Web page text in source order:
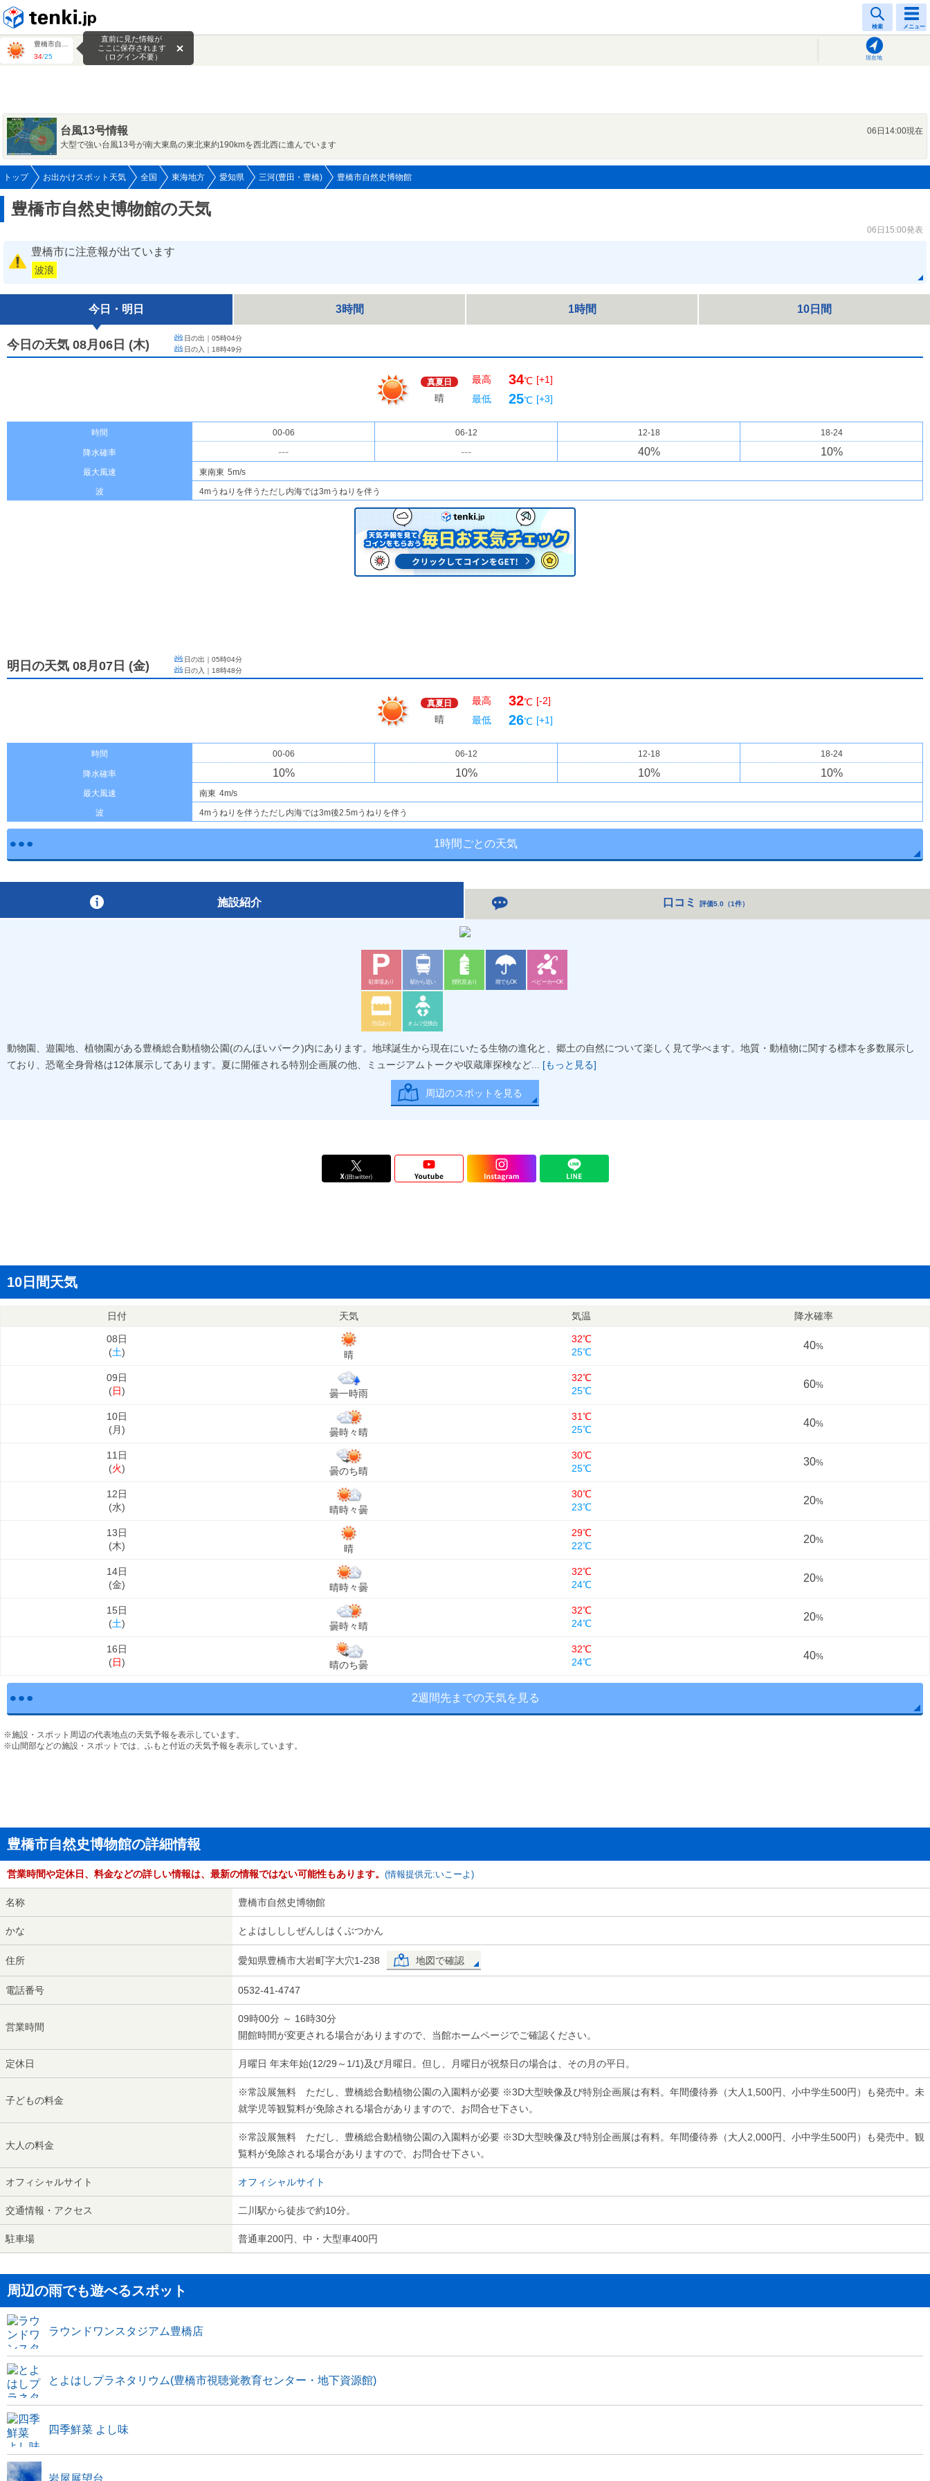
検索 メニュー
34/25 現在地
直前に見た情報が
ここに保存されます
（ログイン不要）
台風13号情報
06日14:00現在
大型で強い台風13号が南大東島の東北東約190kmを西北西に進んでいます
トップ お出かけスポット天気 全国 東海地方 愛知県 三河(豊田・豊橋) 豊橋市自然史博物館
豊橋市自然史博物館の天気
06日15:00発表
豊橋市に注意報が出ています
波浪
今日・明日 3時間 1時間 10日間
今日の天気 08月06日 (木) 日の出｜ 05時04分
日の入｜ 18時49分
真夏日
晴
最高 34℃ [+1]
最低
25℃ [+3]
時間 00-06 06-12 12-18 18-24
降水確率 --- --- 40% 10%
最大風速 東南東 5m/s
波
4mうねりを伴うただし内海では3mうねりを伴う
明日の天気 08月07日 (金) 日の出｜ 05時04分
日の入｜ 18時48分
真夏日
晴
最高 32℃ [-2]
最低
26℃ [+1]
時間 00-06 06-12 12-18 18-24
降水確率 10% 10% 10% 10%
最大風速 南東 4m/s
波
4mうねりを伴うただし内海では3m後2.5mうねりを伴う
1時間ごとの天気
施設紹介 口コミ 評価5.0 （1件）
駐車場あり 駅から近い 授乳室あり 雨でもOK ベビーカーOK
売店あり オムツ交換台
動物園、遊園地、植物園がある豊橋総合動植物公園(のんほいパーク)内にあります。地球誕生から現在にいたる生物の進化と、郷土の自然について楽しく見て学べます。地質・動植物に関する標本を多数展示し
ており、恐竜全身骨格は12体展示してあります。夏に開催される特別企画展の他、ミュージアムトークや収蔵庫探検など... [もっと見る]
周辺のスポットを見る
10日間天気
日付 天気 気温 降水確率
08日
(土) 晴
32℃
25℃
40%
09日
(日) 曇一時雨
32℃
25℃
60%
10日
(月) 曇時々晴
31℃
25℃
40%
11日
(火) 曇のち晴
30℃
25℃
30%
12日
(水) 晴時々曇
30℃
23℃
20%
13日
(木) 晴
29℃
22℃
20%
14日
(金) 晴時々曇
32℃
24℃
20%
15日
(土) 曇時々晴
32℃
24℃
20%
16日
(日) 晴のち曇
32℃
24℃
40%
2週間先までの天気を見る
※施設・スポット周辺の代表地点の天気予報を表示しています。
※山間部などの施設・スポットでは、ふもと付近の天気予報を表示しています。
豊橋市自然史博物館の詳細情報
営業時間や定休日、料金などの詳しい情報は、最新の情報ではない可能性もあります。 (情報提供元:いこーよ)
名称 豊橋市自然史博物館
かな とよはしししぜんしはくぶつかん
住所 愛知県豊橋市大岩町字大穴1-238 地図で確認
電話番号 0532-41-4747
営業時間
09時00分 ～ 16時30分
開館時間が変更される場合がありますので、当館ホームページでご確認ください。
定休日 月曜日 年末年始(12/29～1/1)及び月曜日。但し、月曜日が祝祭日の場合は、その月の平日。
子どもの料金
※常設展無料 ただし、豊橋総合動植物公園の入園料が必要 ※3D大型映像及び特別企画展は有料。年間優待券（大人1,500円、小中学生500円）も発売中。未
就学児等観覧料が免除される場合がありますので、お問合せ下さい。
大人の料金
※常設展無料 ただし、豊橋総合動植物公園の入園料が必要 ※3D大型映像及び特別企画展は有料。年間優待券（大人2,000円、小中学生500円）も発売中。観
覧料が免除される場合がありますので、お問合せ下さい。
オフィシャルサイト オフィシャルサイト
交通情報・アクセス 二川駅から徒歩で約10分。
駐車場 普通車200円、中・大型車400円
周辺の雨でも遊べるスポット
ラウンドワンスタジアム豊橋店
とよはしプラネタリウム(豊橋市視聴覚教育センター・地下資源館)
四季鮮菜 よし味
岩屋展望台